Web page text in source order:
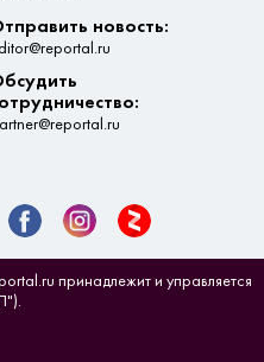
новость:
принадлежит и управляется